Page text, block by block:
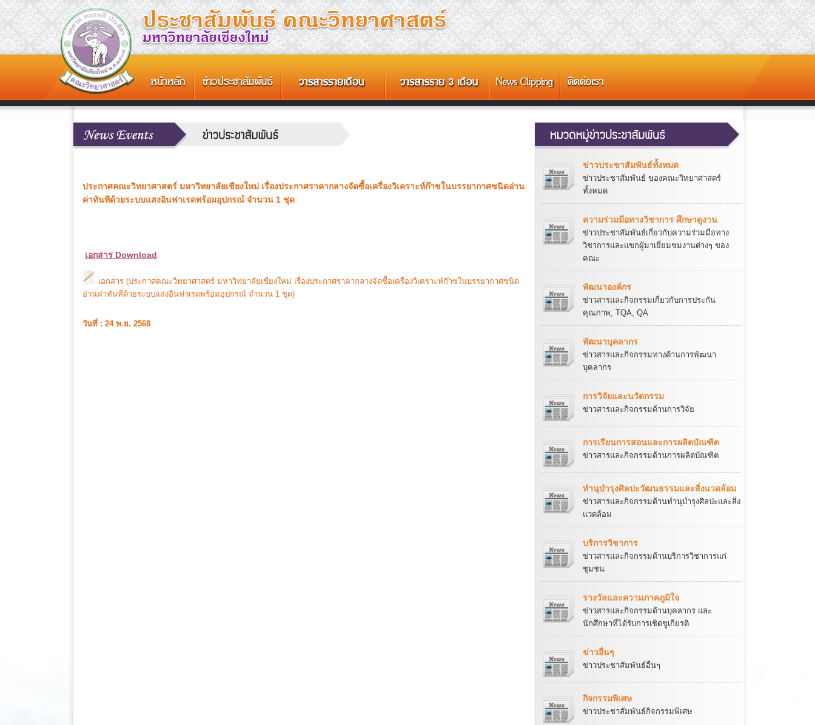
ประกาศคณะวิทยาศาสตร์ มหาวิทยาลัยเชียงใหม่ เรื่องประกาศราคากลางจัดซื้อเครื่องวิเคราะห์ก๊าซในบรรยากาศชนิดอ่าน
ค่าทันทีด้วยระบบแสงอินฟาเรดพร้อมอุปกรณ์ จำนวน 1 ชุด
เอกสาร Download
เอกสาร (ประกาศคณะวิทยาศาสตร์ มหาวิทยาลัยเชียงใหม่ เรื่องประกาศราคากลางจัดซื้อเครื่องวิเคราะห์ก๊าซในบรรยากาศชนิด
อ่านค่าทันทีด้วยระบบแสงอินฟาเรดพร้อมอุปกรณ์ จำนวน 1 ชุด)
วันที่ : 24 พ.ย. 2568
ข่าวประชาสัมพันธ์ทั้งหมด
ข่าวประชาสัมพันธ์ ของคณะวิทยาศาสตร์
ทั้งหมด
ความร่วมมือทางวิชาการ ศึกษาดูงาน
ข่าวประชาสัมพันธ์เกี่ยวกับความร่วมมือทาง
วิชาการและแขกผู้มาเยี่ยมชมงานต่างๆ ของ
คณะ
พัฒนาองค์กร
ข่าวสารและกิจกรรมเกี่ยวกับการประกัน
คุณภาพ, TQA, QA
พัฒนาบุคลากร
ข่าวสารและกิจกรรมทางด้านการพัฒนา
บุคลากร
การวิจัยและนวัตกรรม
ข่าวสารและกิจกรรมด้านการวิจัย
การเรียนการสอนและการผลิตบัณฑิต
ข่าวสารและกิจกรรมด้านการผลิตบัณฑิต
ทำนุบำรุงศิลปะวัฒนธรรมและสิ่งแวดล้อม
ข่าวสารและกิจกรรมด้านทำนุบำรุงศิลปะและสิ่ง
แวดล้อม
บริการวิชาการ
ข่าวสารและกิจกรรมด้านบริการวิชาการแก่
ชุมชน
รางวัลและความภาคภูมิใจ
ข่าวสารและกิจกรรมด้านบุคลากร และ
นักศึกษาที่ได้รับการเชิดชูเกียรติ
ข่าวอื่นๆ
ข่าวประชาสัมพันธ์อื่นๆ
กิจกรรมพิเศษ
ข่าวประชาสัมพันธ์กิจกรรมพิเศษ